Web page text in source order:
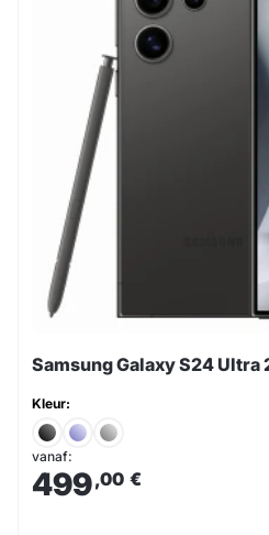
Samsung Galaxy S24
Kleur:
vanaf:
499,00 €